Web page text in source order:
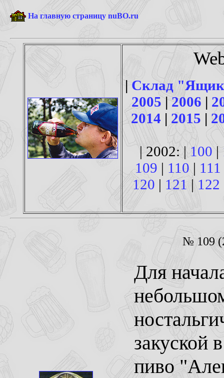
На главную страницу nuBO.ru
| Склад
2005|2006 |
2014 | 2015 |
| 2002: | 100 |
109 | 110| 111
120 | 121 | 122
№ 109
Для
закуской
пиво